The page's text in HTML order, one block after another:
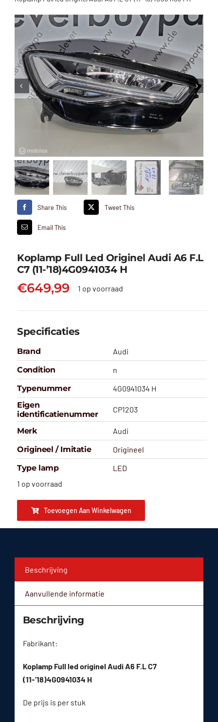
Share This Tweet This
Email This
Koplamp Full Led Originel Audi A6 F.L
C7 (11-’18)4G0941034 H
€649,99 1 op voorraad
Specificaties
Brand
Audi
Condition
n
Typenummer
4G0941034 H
Eigen
identificatienummer
CP1203
Merk
Audi
Origineel / Imitatie
Origineel
Type lamp
LED
1 op voorraad
Toevoegen Aan Winkelwagen
Beschrijving
Aanvullende informatie
Beschrijving
Fabrikant:
Koplamp Full led originel Audi A6 F.L C7
(11-’18)4G0941034 H
De prijs is per stuk